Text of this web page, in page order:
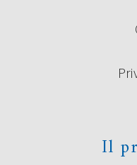
Il